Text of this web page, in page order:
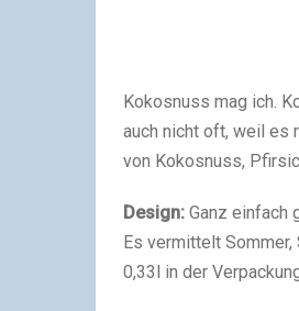
Kokosnuss mag ich.
auch nicht oft, weil es
von Kokosnuss,
Design: Ganz einfach
Es vermittelt Sommer,
0,33l in der